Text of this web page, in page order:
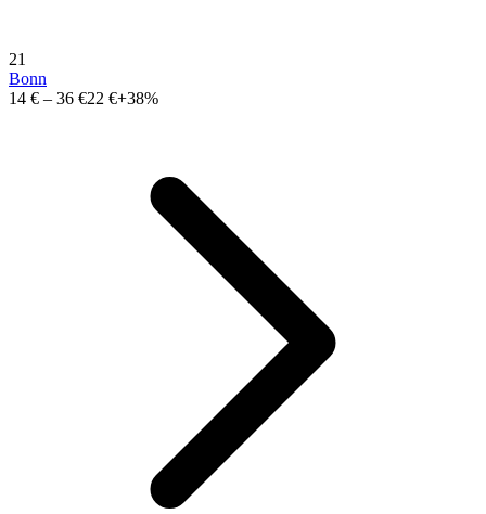
21
Bonn
14 € – 36 €22 €+38%